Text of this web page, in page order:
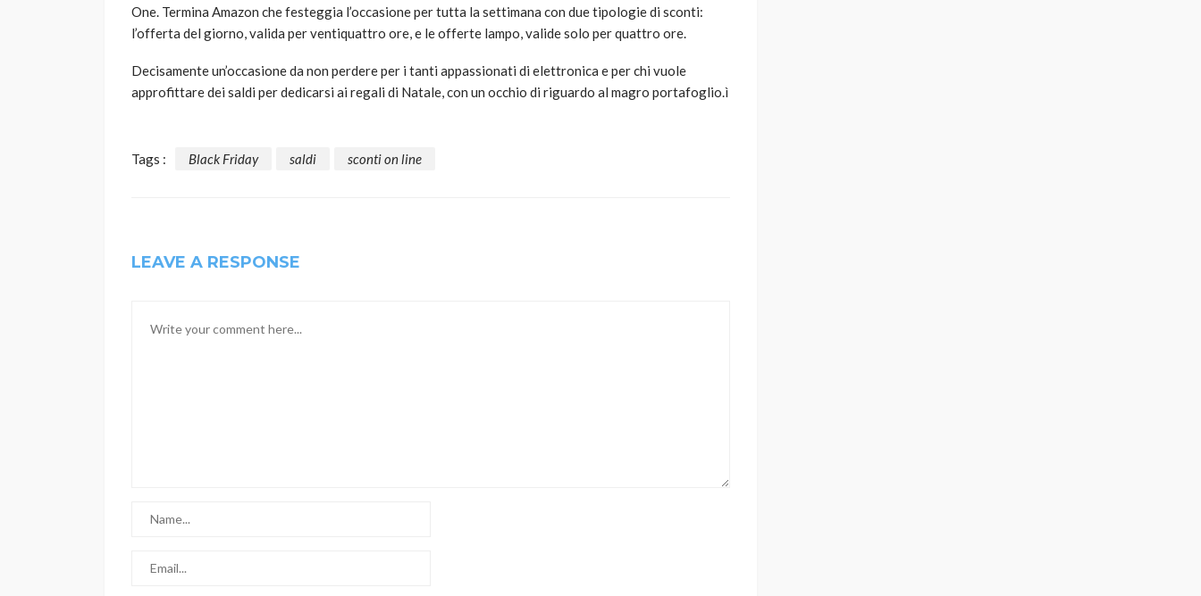
One. Termina Amazon che festeggia l’occasione per tutta la settimana con due tipologie di sconti:
l’offerta del giorno, valida per ventiquattro ore, e le offerte lampo, valide solo per quattro ore.
Decisamente un’occasione da non perdere per i tanti appassionati di elettronica e per chi vuole
approfittare dei saldi per dedicarsi ai regali di Natale, con un occhio di riguardo al magro portafoglio.ì
Tags : Black Friday saldi sconti on line
LEAVE A RESPONSE